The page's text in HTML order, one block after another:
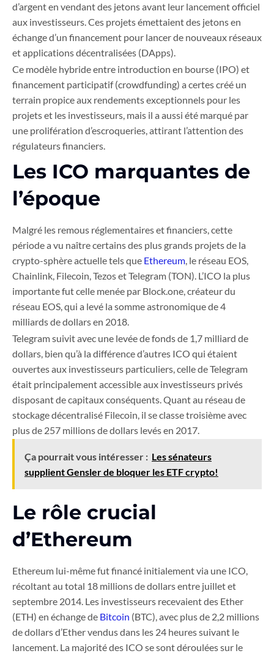
d’argent en vendant des jetons avant leur lancement officiel
aux investisseurs. Ces projets émettaient des jetons en
échange d’un financement pour lancer de nouveaux réseaux
et applications décentralisées (DApps).
Ce modèle hybride entre introduction en bourse (IPO) et
financement participatif (crowdfunding) a certes créé un
terrain propice aux rendements exceptionnels pour les
projets et les investisseurs, mais il a aussi été marqué par
une prolifération d’escroqueries, attirant l’attention des
régulateurs financiers.
Les ICO marquantes de
l’époque
Malgré les remous réglementaires et financiers, cette
période a vu naître certains des plus grands projets de la
crypto-sphère actuelle tels que Ethereum, le réseau EOS,
Chainlink, Filecoin, Tezos et Telegram (TON). L’ICO la plus
importante fut celle menée par Block.one, créateur du
réseau EOS, qui a levé la somme astronomique de 4
milliards de dollars en 2018.
Telegram suivit avec une levée de fonds de 1,7 milliard de
dollars, bien qu’à la différence d’autres ICO qui étaient
ouvertes aux investisseurs particuliers, celle de Telegram
était principalement accessible aux investisseurs privés
disposant de capitaux conséquents. Quant au réseau de
stockage décentralisé Filecoin, il se classe troisième avec
plus de 257 millions de dollars levés en 2017.
Ça pourrait vous intéresser : Les sénateurs
supplient Gensler de bloquer les ETF crypto!
Le rôle crucial
d’Ethereum
Ethereum lui-même fut financé initialement via une ICO,
récoltant au total 18 millions de dollars entre juillet et
septembre 2014. Les investisseurs recevaient des Ether
(ETH) en échange de Bitcoin (BTC), avec plus de 2,2 millions
de dollars d’Ether vendus dans les 24 heures suivant le
lancement. La majorité des ICO se sont déroulées sur le